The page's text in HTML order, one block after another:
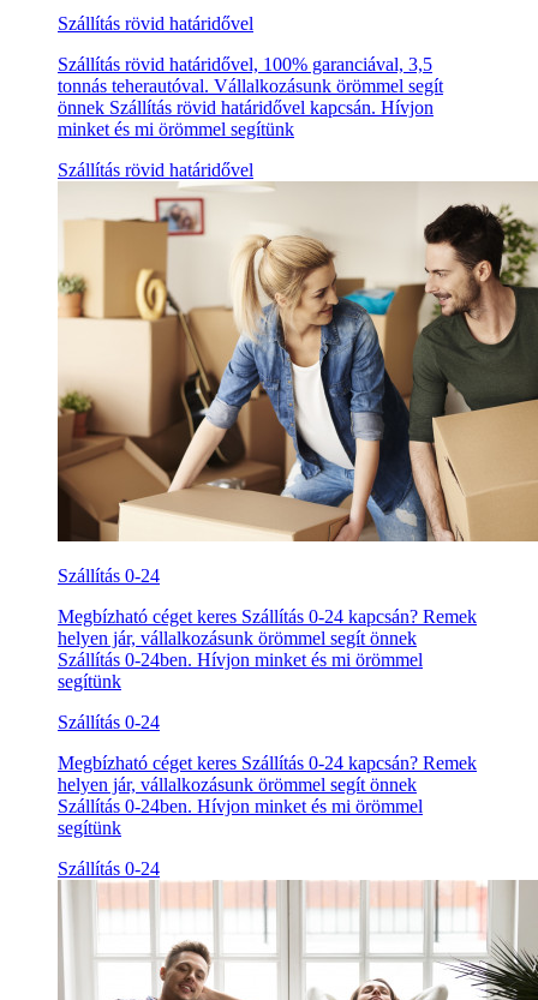
Szállítás rövid határidővel
Szállítás rövid határidővel, 100% garanciával, 3,5
tonnás teherautóval. Vállalkozásunk örömmel segít
önnek Szállítás rövid határidővel kapcsán. Hívjon
minket és mi örömmel segítünk
Szállítás rövid határidővel
Szállítás 0-24
Megbízható céget keres Szállítás 0-24 kapcsán? Remek
helyen jár, vállalkozásunk örömmel segít önnek
Szállítás 0-24ben. Hívjon minket és mi örömmel
segítünk
Szállítás 0-24
Megbízható céget keres Szállítás 0-24 kapcsán? Remek
helyen jár, vállalkozásunk örömmel segít önnek
Szállítás 0-24ben. Hívjon minket és mi örömmel
segítünk
Szállítás 0-24